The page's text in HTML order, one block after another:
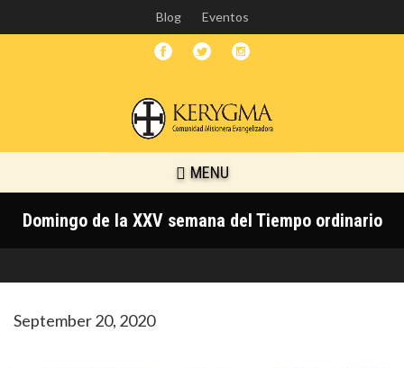
Skip
to
main
Blog Eventos
MENU
Domingo de la XXV semana del Tiempo ordinario
September 20, 2020